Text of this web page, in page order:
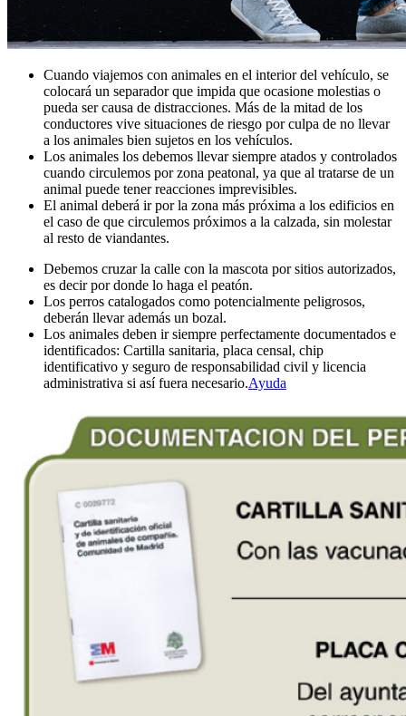
Cuando viajemos con animales en el interior del vehículo, se
colocará un separador que impida que ocasione molestias o
pueda ser causa de distracciones. Más de la mitad de los
conductores vive situaciones de riesgo por culpa de no llevar
a los animales bien sujetos en los vehículos.
Los animales los debemos llevar siempre atados y controlados
cuando circulemos por zona peatonal, ya que al tratarse de un
animal puede tener reacciones imprevisibles.
El animal deberá ir por la zona más próxima a los edificios en
el caso de que circulemos próximos a la calzada, sin molestar
al resto de viandantes.
Debemos cruzar la calle con la mascota por sitios autorizados,
es decir por donde lo haga el peatón.
Los perros catalogados como potencialmente peligrosos,
deberán llevar además un bozal.
Los animales deben ir siempre perfectamente documentados e
identificados: Cartilla sanitaria, placa censal, chip
identificativo y seguro de responsabilidad civil y licencia
administrativa si así fuera necesario.Ayuda